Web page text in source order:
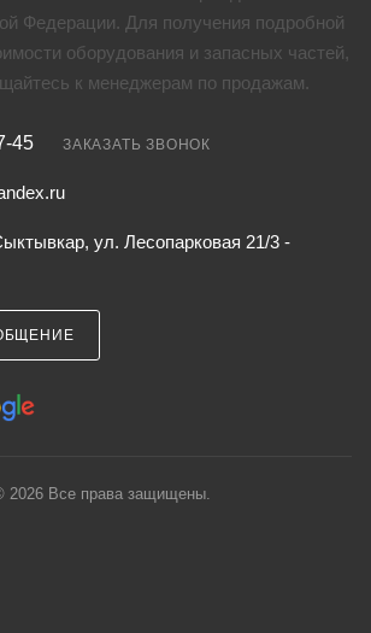
Федерации. Для получения подробной
оборудования и запасных частей,
к менеджерам по продажам.
45 ЗАКАЗАТЬ ЗВОНОК
ул. Лесопарковая 21/3 -
2026 Все права защищены.